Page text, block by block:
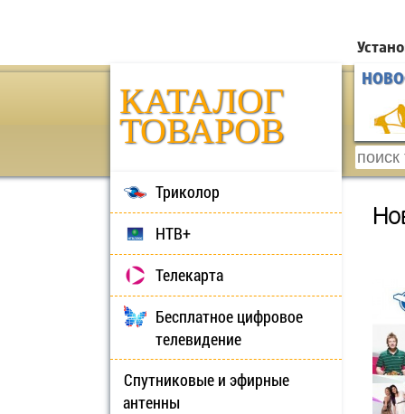
КАТАЛОГ
ТОВАРОВ
Триколор
НТВ+
Телекарта
Бесплатное цифровое
телевидение
Спутниковые и эфирные
антенны